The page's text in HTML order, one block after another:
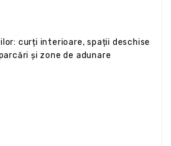
curți interioare, spații deschise
și zone de adunare